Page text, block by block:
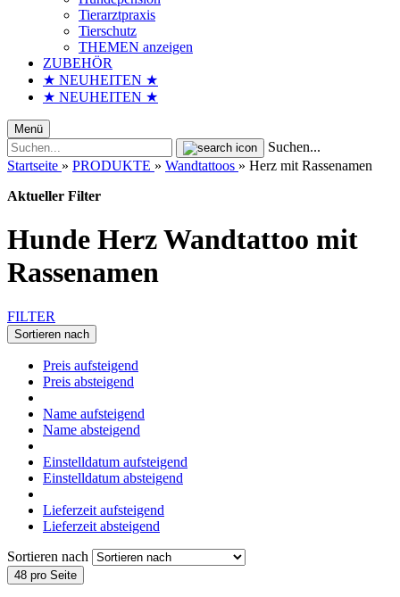
Tierarztpraxis
Tierschutz
THEMEN anzeigen
ZUBEHÖR
★ NEUHEITEN ★
★ NEUHEITEN ★
Menü
Suchen...
Startseite » PRODUKTE » Wandtattoos » Herz mit Rassenamen
Aktueller Filter
Hunde Herz Wandtattoo mit
Rassenamen
FILTER
Sortieren nach
Preis aufsteigend
Preis absteigend
Name aufsteigend
Name absteigend
Einstelldatum aufsteigend
Einstelldatum absteigend
Lieferzeit aufsteigend
Lieferzeit absteigend
Sortieren nach
48 pro Seite